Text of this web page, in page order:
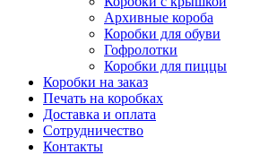
Архивные короба
Коробки для обуви
Гофролотки
Коробки для пиццы
Коробки на заказ
Печать на коробках
Доставка и оплата
Сотрудничество
Контакты